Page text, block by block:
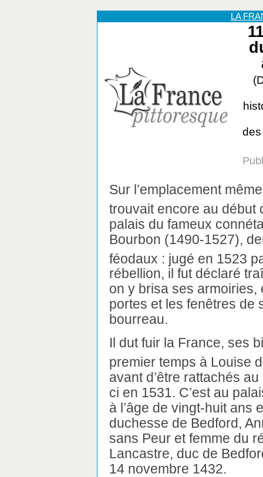
LA
Sur l’emplacement
trouvait encore au début
palais du fameux
Bourbon (1490-1527),
féodaux : jugé en 1523
rébellion, il fut déclaré
on y brisa ses armoiries,
portes et les fenêtres de
bourreau.
Il dut fuir la France, ses
premier temps à Louise
avant d’être rattachés
ci en 1531. C’est au
à l’âge de vingt-huit ans
duchesse de Bedford,
sans Peur et femme du
Lancastre, duc de
14 novembre 1432.